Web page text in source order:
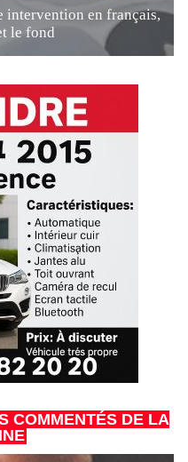
intervention en français,
le fond
COMMENTÉS DE LA